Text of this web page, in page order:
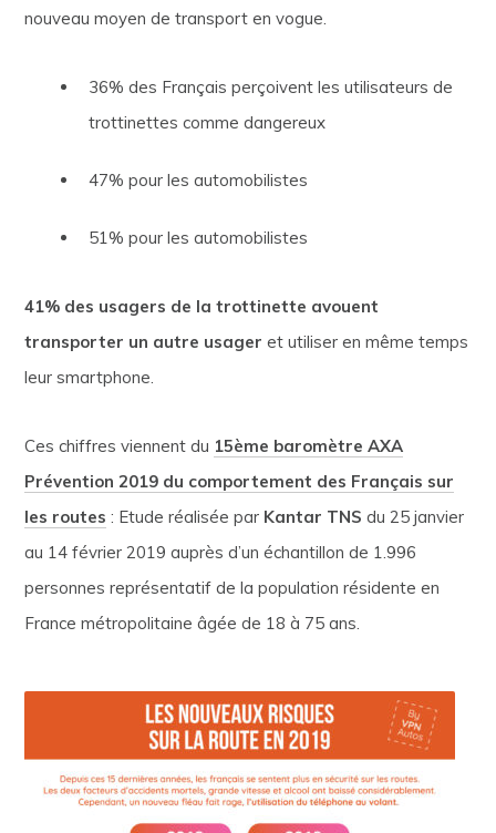
nouveau moyen de transport en vogue.
36% des Français perçoivent les utilisateurs de
trottinettes comme dangereux
47% pour les automobilistes
51% pour les automobilistes
41% des usagers de la trottinette avouent
transporter un autre usager et utiliser en même temps
leur smartphone.
Ces chiffres viennent du 15ème baromètre AXA
Prévention 2019 du comportement des Français sur
les routes : Etude réalisée par Kantar TNSdu 25 janvier
au 14 février 2019 auprès d’un échantillon de 1.996
personnes représentatif de la population résidente en
France métropolitaine âgée de 18 à 75 ans.